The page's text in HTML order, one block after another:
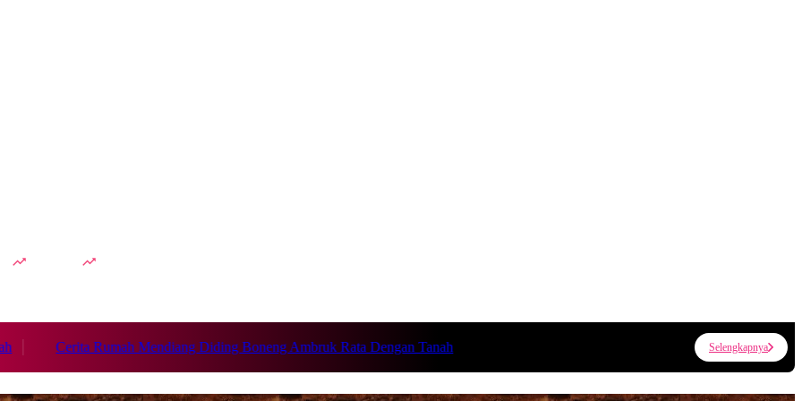
Cerita Rumah Mendiang Diding Boneng Ambruk Rata Dengan Tanah Selengkapnya